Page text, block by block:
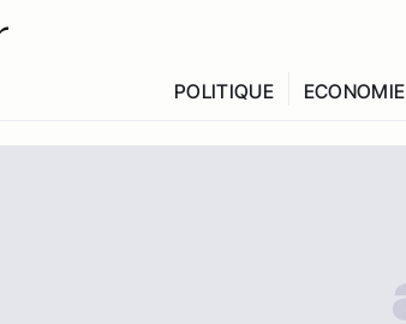
POLITIQUE ECONOMIE